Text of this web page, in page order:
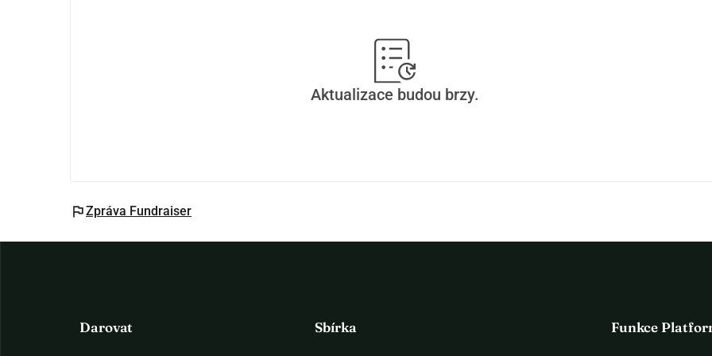
Aktualizace budou brzy.
flagZpráva Fundraiser
Darovat Sbírka Funkce